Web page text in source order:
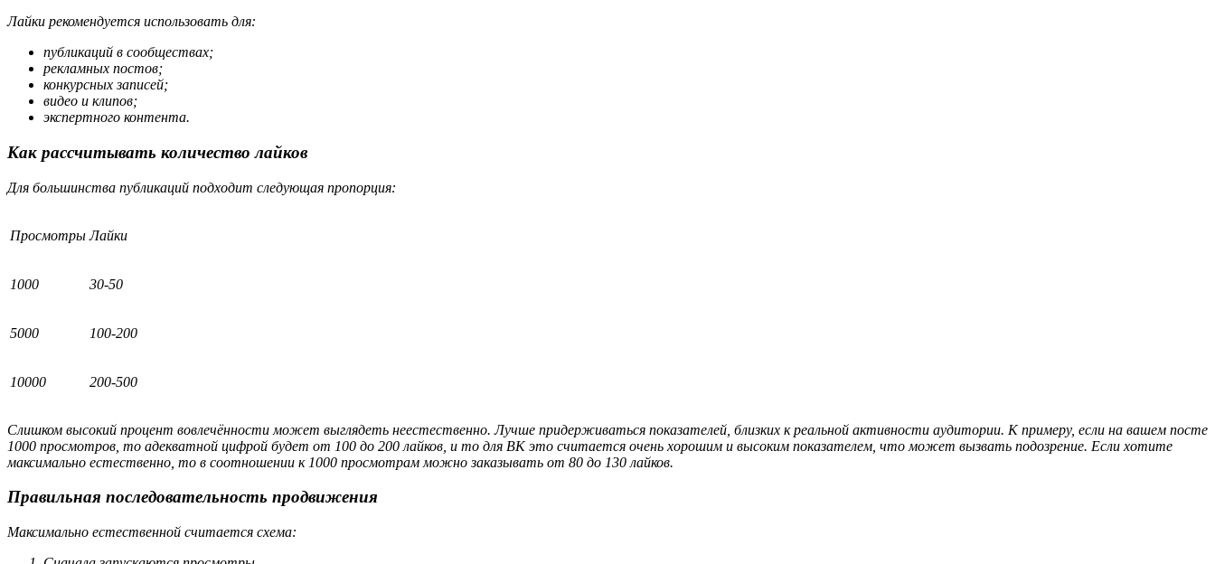
Лайки рекомендуется использовать для:
публикаций в сообществах;
рекламных постов;
конкурсных записей;
видео и клипов;
экспертного контента.
Как рассчитывать количество лайков
Для большинства публикаций подходит следующая пропорция:
Просмотры Лайки
1000 30-50
5000 100-200
10000 200-500
Слишком высокий процент вовлечённости может выглядеть неестественно. Лучше придерживаться показателей, близких к реальной активности аудитории. К примеру, если на вашем посте
1000 просмотров, то адекватной цифрой будет от 100 до 200 лайков, и то для ВК это считается очень хорошим и высоким показателем, что может вызвать подозрение. Если хотите
максимально естественно, то в соотношении к 1000 просмотрам можно заказывать от 80 до 130 лайков.
Правильная последовательность продвижения
Максимально естественной считается схема: